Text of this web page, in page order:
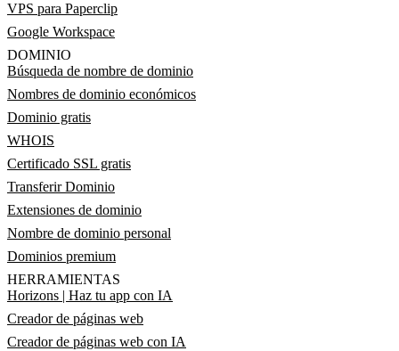
VPS para Paperclip
Google Workspace
DOMINIO
Búsqueda de nombre de dominio
Nombres de dominio económicos
Dominio gratis
WHOIS
Certificado SSL gratis
Transferir Dominio
Extensiones de dominio
Nombre de dominio personal
Dominios premium
HERRAMIENTAS
Horizons | Haz tu app con IA
Creador de páginas web
Creador de páginas web con IA